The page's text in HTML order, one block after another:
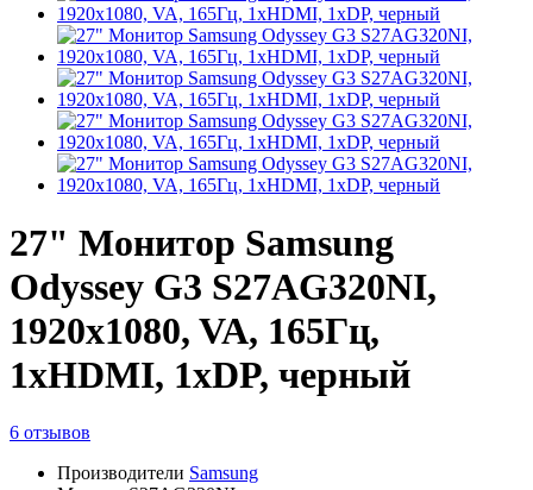
27" Монитор Samsung
Odyssey G3 S27AG320NI,
1920x1080, VA, 165Гц,
1хHDMI, 1хDP, черный
6 отзывов
Производители Samsung